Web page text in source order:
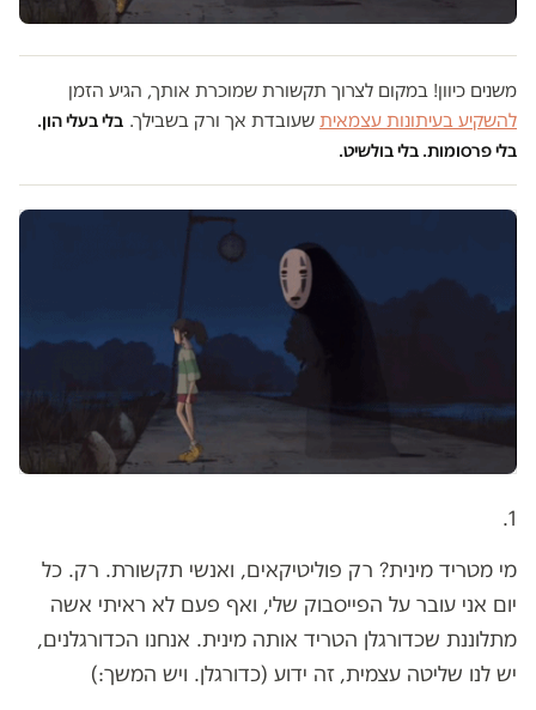
משנים כיוון! במקום לצרוך תקשורת שמוכרת אותך, הגיע הזמן
להשקיע בעיתונות עצמאית שעובדת אך ורק בשבילך. בלי בעלי הון.
בלי פרסומות. בלי בולשיט.
1.
מי מטריד מינית? רק פוליטיקאים, ואנשי תקשורת. רק. כל
יום אני עובר על הפייסבוק שלי, ואף פעם לא ראיתי אשה
מתלוננת שכדורגלן הטריד אותה מינית. אנחנו הכדורגלנים,
יש לנו שליטה עצמית, זה ידוע (כדורגלן. ויש המשך:)